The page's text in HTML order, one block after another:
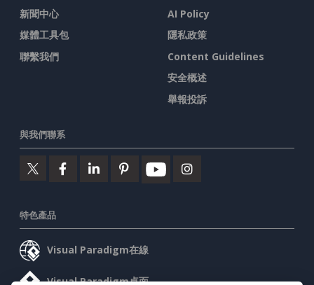
新聞中心
媒體工具包
聯繫我們
AI Policy
隱私政策
Content Guidelines
安全概述
舉報投訴
與我們聯系
特色產品
Visual Paradigm在線
Visual Paradigm桌面